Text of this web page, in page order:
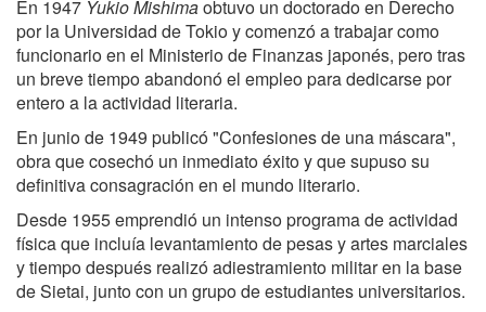
En 1947 Yukio Mishimaobtuvo un doctorado en Derecho
por la Universidad de Tokio y comenzó a trabajar como
funcionario en el Ministerio de Finanzas japonés, pero tras
un breve tiempo abandonó el empleo para dedicarse por
entero a la actividad literaria.
En junio de 1949 publicó "Confesiones de una máscara",
obra que cosechó un inmediato éxito y que supuso su
definitiva consagración en el mundo literario.
Desde 1955 emprendió un intenso programa de actividad
física que incluía levantamiento de pesas y artes marciales
y tiempo después realizó adiestramiento militar en la base
de Sietai, junto con un grupo de estudiantes universitarios.